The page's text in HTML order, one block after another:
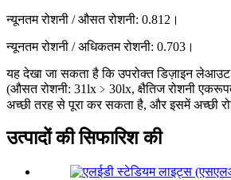
न्यूनतम रोशनी / औसत रोशनी: 0.812।
न्यूनतम रोशनी / अधिकतम रोशनी: 0.703।
यह देखा जा सकता है कि उपरोक्त डिज़ाइन
(औसत रोशनी: 31lx﹥30lx, क्षैतिज रोशनी
अच्छी तरह से पूरा कर सकता है, और इसमें अच्छी
उत्पादों की सिफारिश की